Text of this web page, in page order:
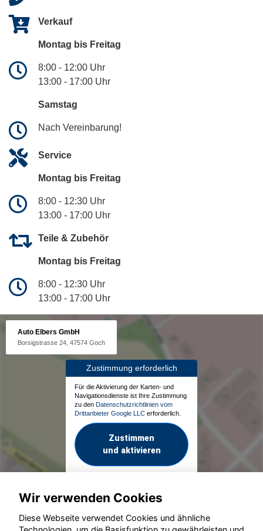
Verkauf
Montag bis Freitag
8:00 - 12:00 Uhr
13:00 - 17:00 Uhr
Samstag
Nach Vereinbarung!
Service
Montag bis Freitag
8:00 - 12:30 Uhr
13:00 - 17:00 Uhr
Teile & Zubehör
Montag bis Freitag
8:00 - 12:30 Uhr
13:00 - 17:00 Uhr
Auto Elbers GmbH
Borsigstrasse 24, 47574 Goch
Zustimmung erforderlich
Für die Aktivierung der Karten- und
Navigationsdienste ist Ihre Zustimmung
zu den Datenschutzrichtlinien vom
Drittanbieter Google LLC erforderlich.
Zustimmen
und aktivieren
Wir verwenden Cookies
Diese Webseite verwendet Cookies und ähnliche